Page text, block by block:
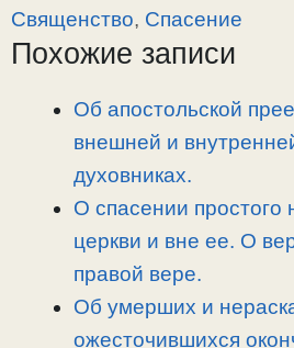
n
a
o
а
и
Священство, Спасение
Похожие записи
Об апостольской
внешней и
духовниках.
О спасении простого
церкви и вне ее. О
правой вере.
Об умерших и
ожесточившихся